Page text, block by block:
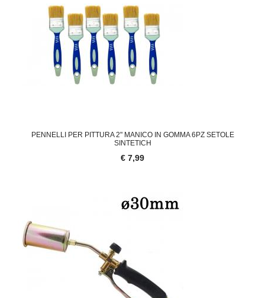
PENNELLI PER PITTURA 2" MANICO IN GOMMA 6PZ SETOLE
SINTETICH
€ 7,99